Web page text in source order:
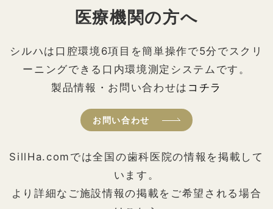
医療機関の方へ
シルハは口腔環境6項目を簡単操作で5分でスクリ
ーニングできる口内環境測定システムです。
製品情報・お問い合わせは コチラ
お問い合わせ
SillHa.comでは全国の歯科医院の情報を掲載して
います。
より詳細なご施設情報の掲載をご希望される場合